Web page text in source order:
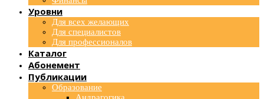
Уровни
Для всех желающих
Для специалистов
Для профессионалов
Каталог
Абонемент
Публикации
Образование